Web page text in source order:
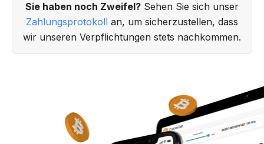
Sie haben noch Zweifel? Sehen Sie sich unser
Zahlungsprotokoll an, um sicherzustellen, dass
wir unseren Verpflichtungen stets nachkommen.